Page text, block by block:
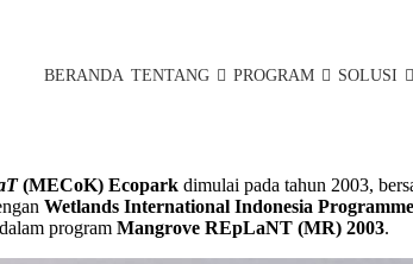
BERANDA TENTANG PROGRAM SOLUSI
(MECoK) Ecopark dimulai pada tahun 2003,
Wetlands International Indonesia
program Mangrove REpLaNT (MR) 2003.